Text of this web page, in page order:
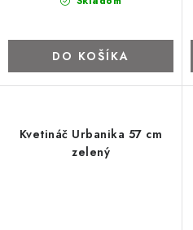
DO KOŠÍKA
Kvetináč Urbanika 57 cm
zelený